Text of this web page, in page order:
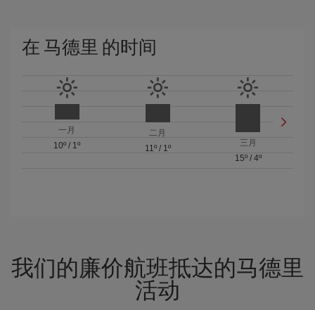
在 马德里 的时间
一月
10º / 1º
二月
11º/ 1º
三月
15º/ 4º
我们的廉价航班抵达的马德里
活动